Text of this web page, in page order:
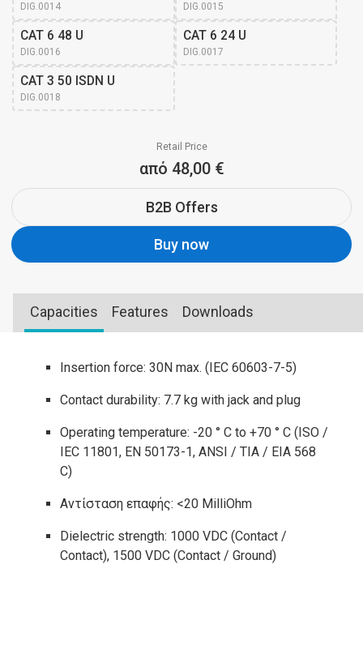
DIG.0014 DIG.0015
CAT 6 48 U
DIG.0016
CAT 6 24 U
DIG.0017
CAT 3 50 ISDN U
DIG.0018
Retail Price
από 48,00 €
B2B Offers
Buy now
Capacities Features Downloads
Insertion force: 30N max. (IEC 60603-7-5)
Contact durability: 7.7 kg with jack and plug
Operating temperature: -20 ° C to +70 ° C (ISO /
IEC 11801, EN 50173-1, ANSI / TIA / EIA 568
C)
Αντίσταση επαφής: <20 MilliOhm
Dielectric strength: 1000 VDC (Contact /
Contact), 1500 VDC (Contact / Ground)